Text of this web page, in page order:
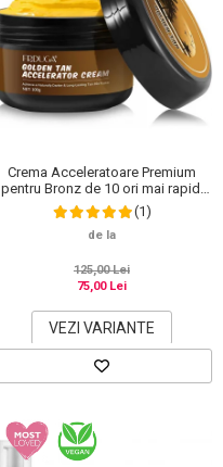
Crema Acceleratoare Premium
pentru Bronz de 10 ori mai rapid,
Efect Intensificator, Ingrediente
100% Naturale, Frduga
(1)
de la
125,00 Lei
75,00 Lei
VEZI VARIANTE